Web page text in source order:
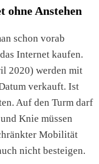
ohne Anstehen
schon vorab
Internet kaufen.
2020) werden mit
verkauft. Ist
Auf den Turm darf
Knie müssen
Mobilität
nicht besteigen.